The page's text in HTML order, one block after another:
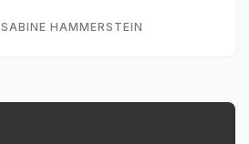
SABINE HAMMERSTEIN